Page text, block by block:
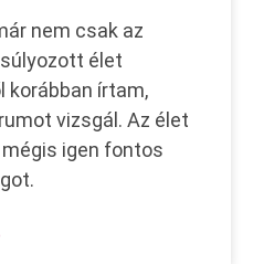
nem csak az
élet
korábban írtam,
vizsgál. Az élet
igen fontos